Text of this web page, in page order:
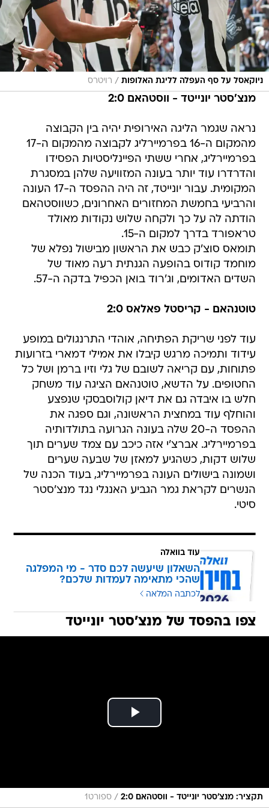
ניוקאסל על סף העפלה לליגת האלופות / רויטרס
מנצ'סטר יונייטד - ווסטהאם 2:0
נראה שגמר הליגה האירופית יהיה בין הקבוצה
מהמקום ה-16 בפרמיירליג לקבוצה מהמקום ה-17
בפרמיירליג, אחרי ששתי הפיינליסטיות הפסידו
והדרדרו עוד יותר בעונה המזוויעה שלהן במסגרת
המקומית. עבור יונייטד, זה היה ההפסד ה-17 העונה
והרביעי בחמשת המחזורים האחרונים, כשווסטהאם
הודתה לה על כך ולקחה שלוש נקודות מאולד
טראפורד בדרך למקום ה-15.
תומאס סוצ'ק כבש את הראשון מבישול נפלא של
מוחמד קודוס בהופעה הגנתית רעה מאוד של
השדים האדומים, וג'רוד בואן הכפיל בדקה ה-57.
טוטנהאם - קריסטל פאלאס 2:0
עוד לפני שריקת הפתיחה, אוהדי התרנגולים במופע
עידוד ותמיכה מרגש קיבלו את אמילי דמארי בזרועות
פתוחות, עם קריאה לשובם של גלי וזיו ברמן ושל כל
החטופים. על הדשא, טוטנהאם הציגה עוד משחק
חלש בו איבדה גם את דיאן קולוסבסקי שנפצע
והוחלף עוד במחצית הראשונה, וגם ספגה את
ההפסד ה-20 שלה בעונה הגרועה בתולדותיה
בפרמיירליג. אברצ'י אזה כיכב עם צמד שערים תוך
שלוש דקות, כשהגיע למאזן של שבעה שערים
ושמונה בישולים העונה בפרמיירליג, בעוד הכנה של
הנשרים לקראת גמר הגביע האנגלי נגד מנצ'סטר
סיטי.
עוד בוואלה
השאלון שיעשה לכם סדר - מי המפלגה
שהכי מתאימה לעמדות שלכם?
לכתבה המלאה
צפו בהפסד של מנצ'סטר יונייטד
תקציר: מנצ'סטר יונייטד - ווסטהאם 2:0 / ספורט1